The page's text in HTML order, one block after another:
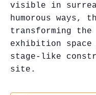
visible in
humorous ways,
transforming the
exhibition
stage-like
site.